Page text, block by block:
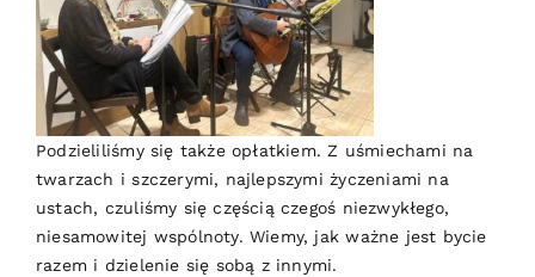
Podzieliliśmy się także opłatkiem. Z uśmiechami na
twarzach i szczerymi, najlepszymi życzeniami na
ustach, czuliśmy się częścią czegoś niezwykłego,
niesamowitej wspólnoty. Wiemy, jak ważne jest bycie
razem i dzielenie się sobą z innymi.